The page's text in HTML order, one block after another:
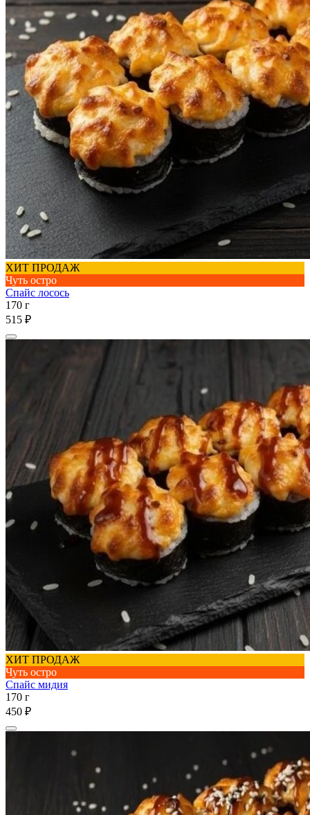
ХИТ ПРОДАЖ
Чуть остро
Спайс лосось
170 г
515 ₽
ХИТ ПРОДАЖ
Чуть остро
Спайс мидия
170 г
450 ₽